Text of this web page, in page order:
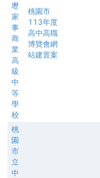
壢
家
事
商
業
高
級
中
等
學
校
桃園市
113年度
高中高職
博覽會網
站建置案
桃
園
市
立
中